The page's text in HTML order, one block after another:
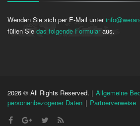
Wenden Sie sich per E-Mail unter
füllen Sie das folgende Formularaus.
2026 © All Rights Reserved. | Allgemeine
personenbezogener Daten | Partnerverweise